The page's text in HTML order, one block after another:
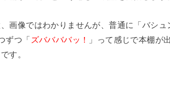
画像ではわかりませんが、普通に「バシ
ずつ「 ズババババッ！
」って感じで本棚が
です。